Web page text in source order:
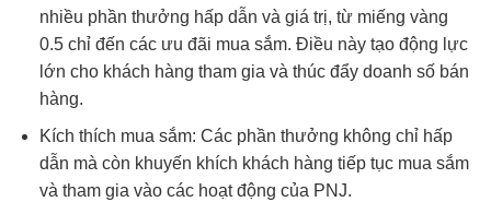
nhiều phần thưởng hấp dẫn và giá trị, từ miếng vàng
0.5 chỉ đến các ưu đãi mua sắm. Điều này tạo động lực
lớn cho khách hàng tham gia và thúc đẩy doanh số bán
hàng.
Kích thích mua sắm: Các phần thưởng không chỉ hấp
dẫn mà còn khuyến khích khách hàng tiếp tục mua sắm
và tham gia vào các hoạt động của PNJ.